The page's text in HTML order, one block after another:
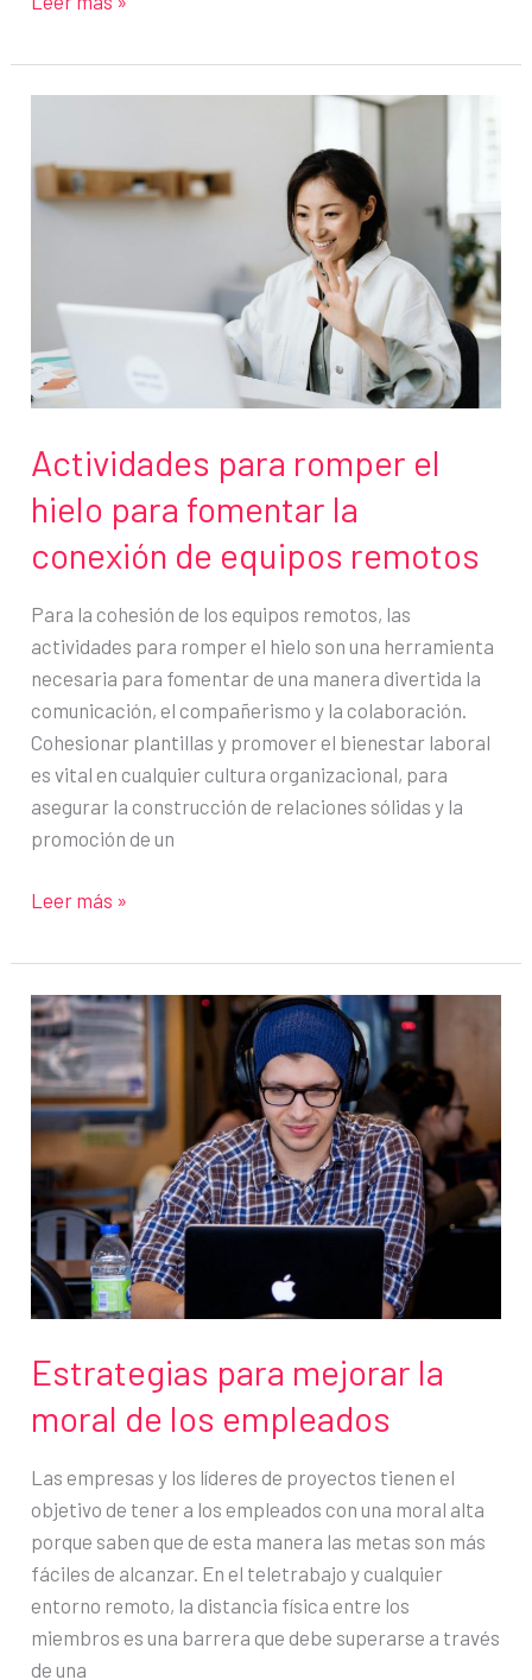
Creer
en
mismo
es
para
el
éxito
Actividades para romper el
hielo para fomentar la
conexión de equipos remotos
Para la cohesión de los equipos remotos, las
actividades para romper el hielo son una herramienta
necesaria para fomentar de una manera divertida la
comunicación, el compañerismo y la colaboración.
Cohesionar plantillas y promover el bienestar laboral
es vital en cualquier cultura organizacional, para
asegurar la construcción de relaciones sólidas y la
promoción de un
Actividades
romper
el
hielo
para
fomentar
la
conexión
equipos
remotos
Leer más »
Estrategias para mejorar la
moral de los empleados
Las empresas y los líderes de proyectos tienen el
objetivo de tener a los empleados con una moral alta
porque saben que de esta manera las metas son más
fáciles de alcanzar. En el teletrabajo y cualquier
entorno remoto, la distancia física entre los
miembros es una barrera que debe superarse a través
de una